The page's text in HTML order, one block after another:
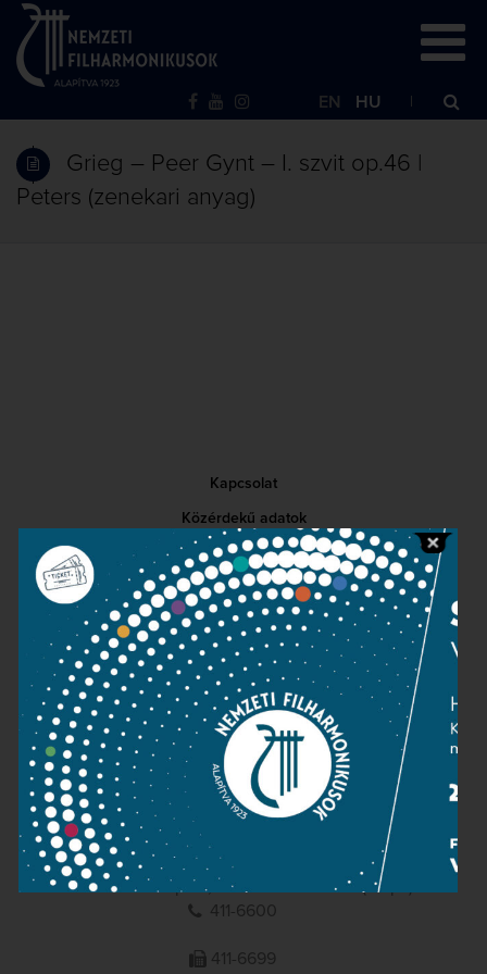
EN HU
Grieg – Peer Gynt – I. szvit op.46 |
Peters (zenekari anyag)
Kapcsolat
Közérdekű adatok
Sajtószoba
Adatvédelem
Impresszum
NEMZETI
FILHARMONIKUSOK
1095 Budapest, Komor Marcell u. 1. (Müpa)
411-6600
411-6699